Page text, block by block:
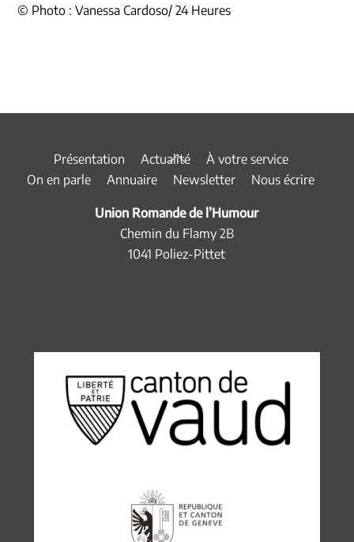
© Photo : Vanessa Cardoso/ 24 Heures
Back
To
Présentation Actualité
À votre service
On en parle
Annuaire Newsletter Nous écrire
Union Romande de l’Humour
Chemin du Flamy 2B
1041 Poliez-Pittet